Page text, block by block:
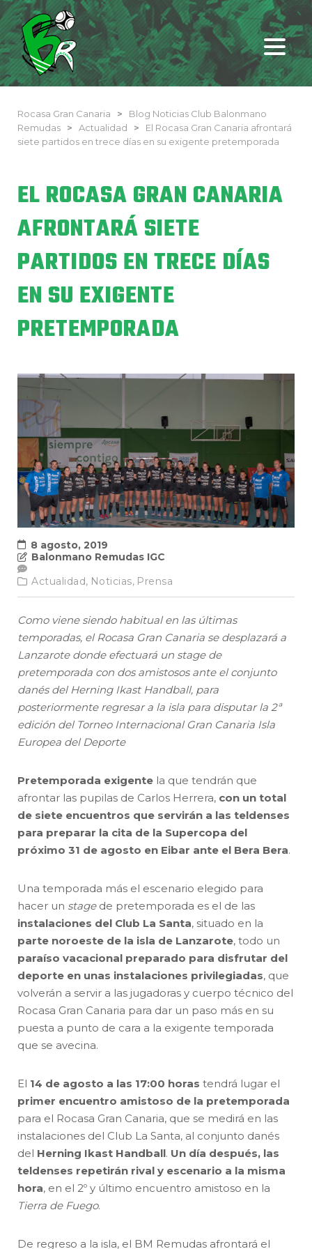
Rocasa Gran Canaria >
Blog Noticias Club Balonmano
Remudas
> Actualidad >
El Rocasa Gran Canaria afrontará
siete partidos en trece días en su exigente pretemporada
EL ROCASA GRAN CANARIA
AFRONTARÁ SIETE
PARTIDOS EN TRECE DÍAS
EN SU EXIGENTE
PRETEMPORADA
8 agosto, 2019
Balonmano Remudas IGC
Actualidad, Noticias, Prensa
Como viene siendo habitual en las últimas
temporadas, el Rocasa Gran Canaria se desplazará a
Lanzarote donde efectuará un stage de
pretemporada con dos amistosos ante el conjunto
danés del Herning Ikast Handball, para
posteriormente regresar a la isla para disputar la 2ª
edición del Torneo Internacional Gran Canaria Isla
Europea del Deporte
Pretemporada exigente la que tendrán que
afrontar las pupilas de Carlos Herrera, con un total
de siete encuentros que servirán a las teldenses
para preparar la cita de la Supercopa del
próximo 31 de agosto en Eibar ante el Bera Bera.
Una temporada más el escenario elegido para
hacer un stagede pretemporada es el de las
instalaciones del Club La Santa, situado en la
parte noroeste de la isla de Lanzarote, todo un
paraíso vacacional preparado para disfrutar del
deporte en unas instalaciones privilegiadas, que
volverán a servir a las jugadoras y cuerpo técnico del
Rocasa Gran Canaria para dar un paso más en su
puesta a punto de cara a la exigente temporada
que se avecina.
El 14 de agosto a las 17:00 horas tendrá lugar el
primer encuentro amistoso de la pretemporada
para el Rocasa Gran Canaria, que se medirá en las
instalaciones del Club La Santa, al conjunto danés
del Herning Ikast Handball. Un día después, las
teldenses repetirán rival y escenario a la misma
hora, en el 2º y último encuentro amistoso en la
Tierra de Fuego.
De regreso a la isla, el BM Remudas afrontará el